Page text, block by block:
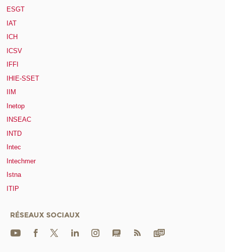
ESGT
IAT
ICH
ICSV
IFFI
IHIE-SSET
IIM
Inetop
INSEAC
INTD
Intec
Intechmer
Istna
ITIP
RÉSEAUX SOCIAUX